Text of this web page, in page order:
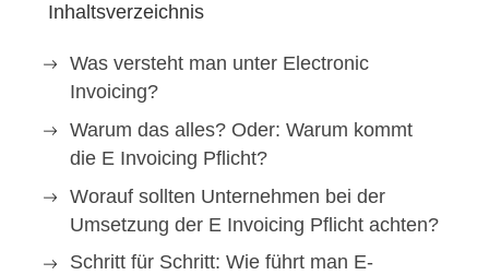
Inhaltsverzeichnis
Was versteht man unter Electronic
Invoicing?
Warum das alles? Oder: Warum kommt
die E Invoicing Pflicht?
Worauf sollten Unternehmen bei der
Umsetzung der E Invoicing Pflicht achten?
Schritt für Schritt: Wie führt man E-